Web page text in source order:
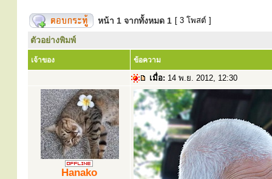
หน้า 1 จากทั้งหมด 1 [ 3 โพสต์ ]
ตัวอย่างพิมพ์
เจ้าของ ข้อความ
เมื่อ: 14 พ.ย. 2012, 12:30
Hanako